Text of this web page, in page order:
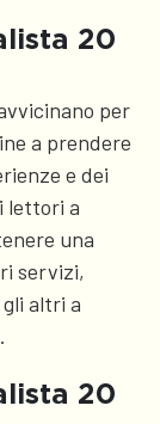
20
per
a prendere
e dei
lettori a
una
servizi,
altri a
20